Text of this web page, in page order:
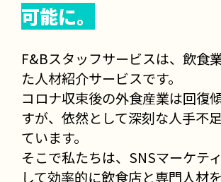
可能に。
F&Bスタッフサービスは、飲食
た人材紹介サービスです。
コロナ収束後の外食産業は回復
すが、依然として深刻な人手不
ています。
そこで私たちは、SNSマーケテ
して効率的に飲食店と専門人材